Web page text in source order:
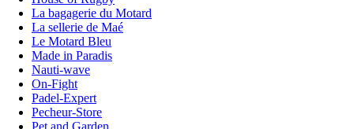
La bagagerie du Motard
La sellerie de Maé
Le Motard Bleu
Made in Paradis
Nauti-wave
On-Fight
Padel-Expert
Pecheur-Store
Pet and Garden